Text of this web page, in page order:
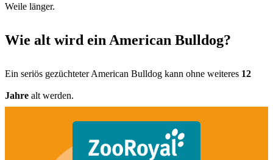
Weile länger.
Wie alt wird ein American Bulldog?
Ein seriös gezüchteter American Bulldog kann ohne weiteres 12
Jahre alt werden.